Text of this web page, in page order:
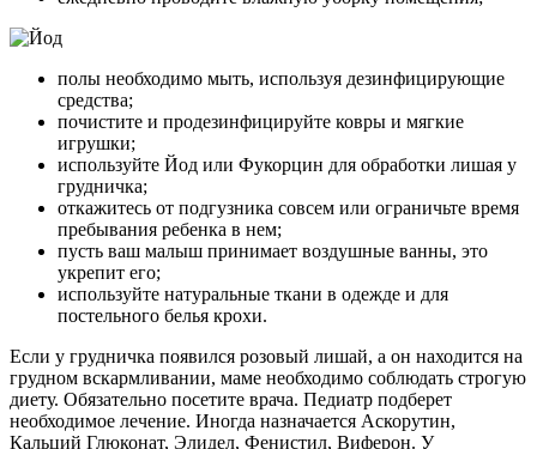
полы необходимо мыть, используя дезинфицирующие
средства;
почистите и продезинфицируйте ковры и мягкие
игрушки;
используйте Йод или Фукорцин для обработки лишая у
грудничка;
откажитесь от подгузника совсем или ограничьте время
пребывания ребенка в нем;
пусть ваш малыш принимает воздушные ванны, это
укрепит его;
используйте натуральные ткани в одежде и для
постельного белья крохи.
Если у грудничка появился розовый лишай, а он находится на
грудном вскармливании, маме необходимо соблюдать строгую
диету. Обязательно посетите врача. Педиатр подберет
необходимое лечение. Иногда назначается Аскорутин,
Кальций Глюконат, Элидел, Фенистил, Виферон. У